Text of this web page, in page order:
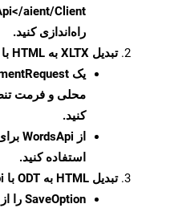
راه‌اندازی کنید.
تبدیل XLTX به HTML با WordsApi
یک
کنید.
استفاده کنید.
تبدیل HTML به ODT با CellsApi
SaveOption